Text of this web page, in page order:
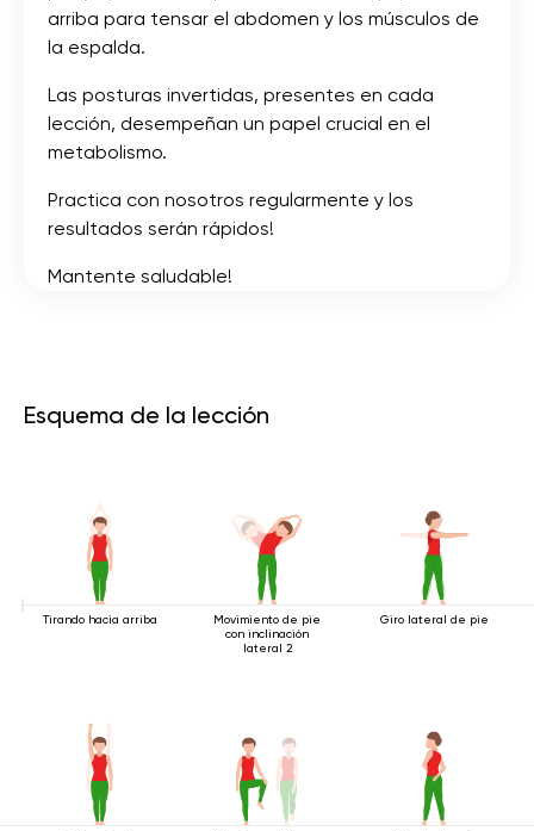
arriba para tensar el abdomen y los músculos de
la espalda.
Las posturas invertidas, presentes en cada
lección, desempeñan un papel crucial en el
metabolismo.
Practica con nosotros regularmente y los
resultados serán rápidos!
Mantente saludable!
Esquema de la lección
Tirando hacia arriba
Movimiento de pie
con inclinación
lateral 2
Giro lateral de pie